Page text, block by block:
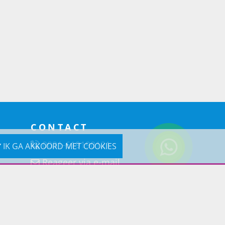
IK GA AKKOORD MET COOKIES
CONTACT
0031-619190121
Reageer via e-mail